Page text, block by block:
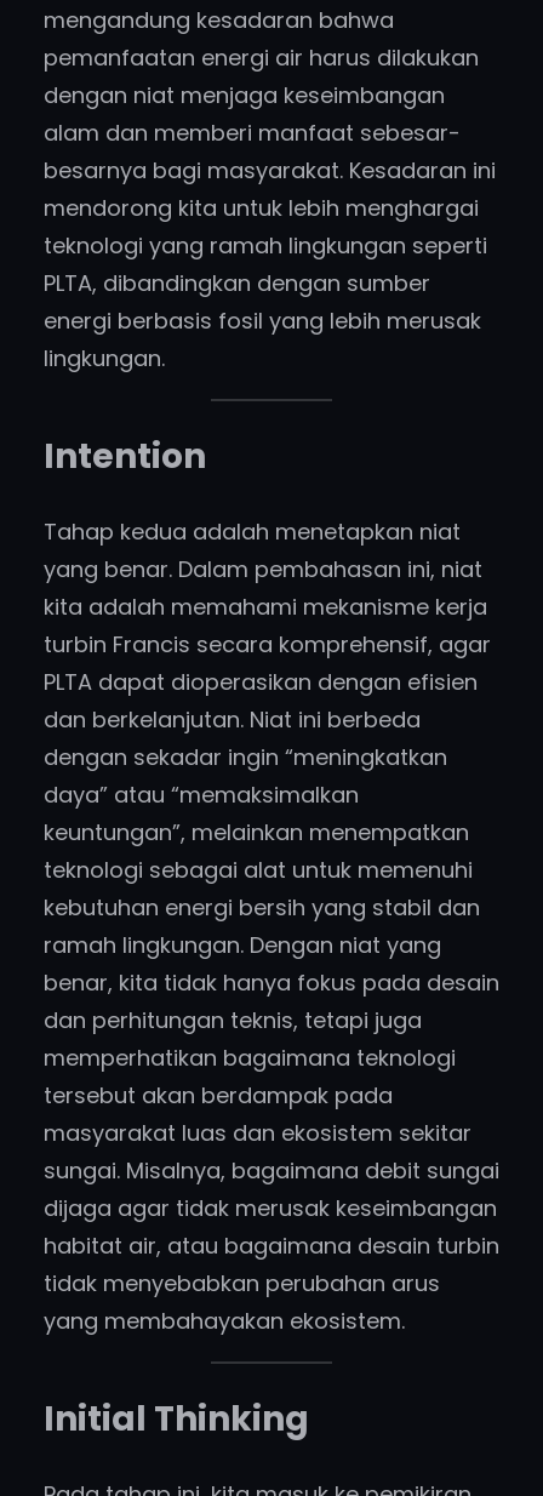
mengandung kesadaran bahwa
pemanfaatan energi air harus dilakukan
dengan niat menjaga keseimbangan
alam dan memberi manfaat sebesar-
besarnya bagi masyarakat. Kesadaran ini
mendorong kita untuk lebih menghargai
teknologi yang ramah lingkungan seperti
PLTA, dibandingkan dengan sumber
energi berbasis fosil yang lebih merusak
lingkungan.
Intention
Tahap kedua adalah menetapkan niat
yang benar. Dalam pembahasan ini, niat
kita adalah memahami mekanisme kerja
turbin Francis secara komprehensif, agar
PLTA dapat dioperasikan dengan efisien
dan berkelanjutan. Niat ini berbeda
dengan sekadar ingin “meningkatkan
daya” atau “memaksimalkan
keuntungan”, melainkan menempatkan
teknologi sebagai alat untuk memenuhi
kebutuhan energi bersih yang stabil dan
ramah lingkungan. Dengan niat yang
benar, kita tidak hanya fokus pada desain
dan perhitungan teknis, tetapi juga
memperhatikan bagaimana teknologi
tersebut akan berdampak pada
masyarakat luas dan ekosistem sekitar
sungai. Misalnya, bagaimana debit sungai
dijaga agar tidak merusak keseimbangan
habitat air, atau bagaimana desain turbin
tidak menyebabkan perubahan arus
yang membahayakan ekosistem.
Initial Thinking